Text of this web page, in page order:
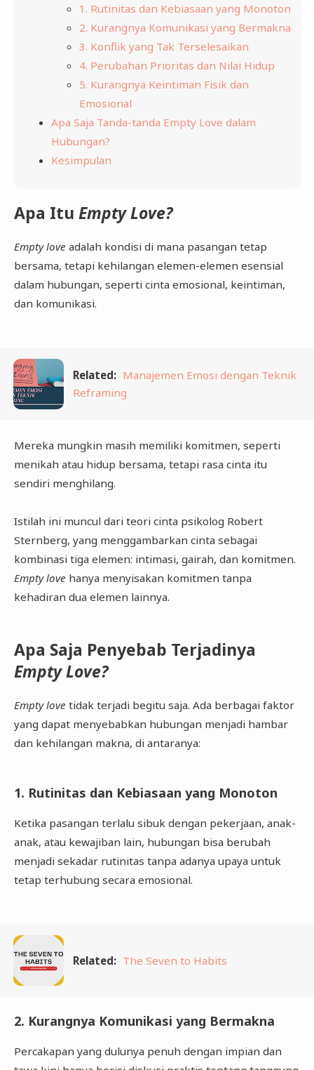
1. Rutinitas dan Kebiasaan yang Monoton
2. Kurangnya Komunikasi yang Bermakna
3. Konflik yang Tak Terselesaikan
4. Perubahan Prioritas dan Nilai Hidup
5. Kurangnya Keintiman Fisik dan
Emosional
Apa Saja Tanda-tanda Empty Love dalam
Hubungan?
Kesimpulan
Apa Itu Empty Love?
Empty love adalah kondisi di mana pasangan tetap
bersama, tetapi kehilangan elemen-elemen esensial
dalam hubungan, seperti cinta emosional, keintiman,
dan komunikasi.
Related: Manajemen Emosi dengan Teknik
Reframing
Mereka mungkin masih memiliki komitmen, seperti
menikah atau hidup bersama, tetapi rasa cinta itu
sendiri menghilang.
Istilah ini muncul dari teori cinta psikolog Robert
Sternberg, yang menggambarkan cinta sebagai
kombinasi tiga elemen: intimasi, gairah, dan komitmen.
Empty love hanya menyisakan komitmen tanpa
kehadiran dua elemen lainnya.
Apa Saja Penyebab Terjadinya
Empty Love?
Empty love tidak terjadi begitu saja. Ada berbagai faktor
yang dapat menyebabkan hubungan menjadi hambar
dan kehilangan makna, di antaranya:
1. Rutinitas dan Kebiasaan yang Monoton
Ketika pasangan terlalu sibuk dengan pekerjaan, anak-
anak, atau kewajiban lain, hubungan bisa berubah
menjadi sekadar rutinitas tanpa adanya upaya untuk
tetap terhubung secara emosional.
Related: The Seven to Habits
2. Kurangnya Komunikasi yang Bermakna
Percakapan yang dulunya penuh dengan impian dan